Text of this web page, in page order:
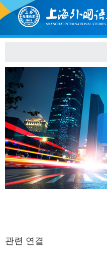
관련 연결